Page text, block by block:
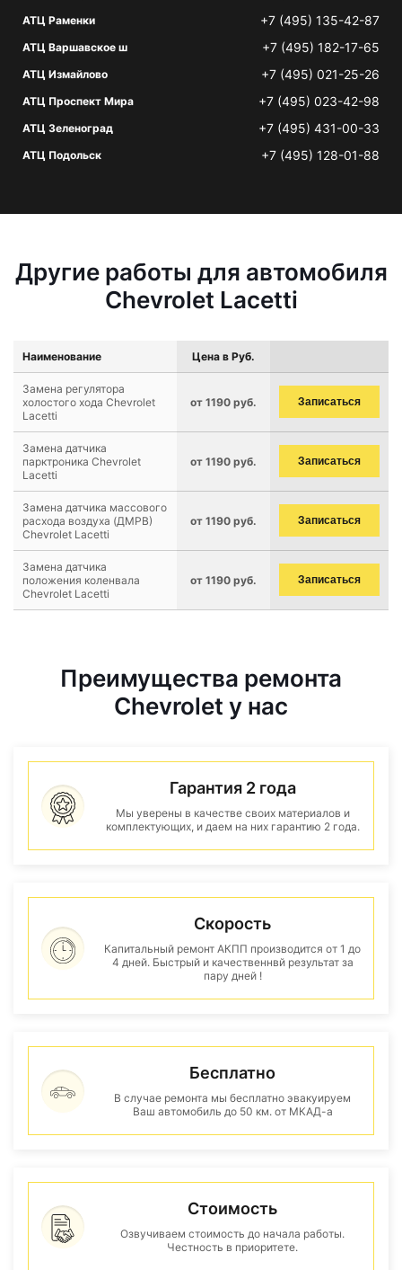
АТЦ Раменки +7 (495) 135-42-87
АТЦ Варшавское ш +7 (495) 182-17-65
АТЦ Измайлово +7 (495) 021-25-26
АТЦ Проспект Мира +7 (495) 023-42-98
АТЦ Зеленоград +7 (495) 431-00-33
АТЦ Подольск +7 (495) 128-01-88
Другие работы для автомобиля
Chevrolet Lacetti
Наименование Цена в Руб.
Замена регулятора
холостого хода Chevrolet
Lacetti
от 1190 руб. Записаться
Замена датчика
парктроника Chevrolet
Lacetti
от 1190 руб. Записаться
Замена датчика массового
расхода воздуха (ДМРВ)
Chevrolet Lacetti
от 1190 руб. Записаться
Замена датчика
положения коленвала
Chevrolet Lacetti
от 1190 руб. Записаться
Преимущества ремонта
Chevrolet у нас
Гарантия 2 года
Мы уверены в качестве своих материалов и
комплектующих, и даем на них гарантию 2 года.
Скорость
Капитальный ремонт АКПП производится от 1 до
4 дней. Быстрый и качественнвй результат за
пару дней !
Бесплатно
В случае ремонта мы бесплатно эвакуируем
Ваш автомобиль до 50 км. от МКАД-а
Стоимость
Озвучиваем стоимость до начала работы.
Честность в приоритете.